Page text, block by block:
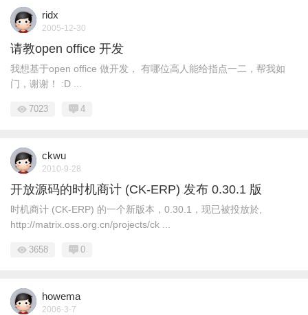
ridx
2005-12-30
请教open office 开发
我想基于open office 做开发， 有哪位高人能给指点一二，帮我如
门，谢谢！ :D ...
7023 4
ckwu
2010-9-28
开放源码的时机商计 (CK-ERP) 发布 0.30.1 版
时机商计 (CK-ERP) 的一个新版本，0.30.1，现已被投放於,
http://matrix.oss.org.cn/projects/ck ...
3658 0
howema
2006-3-7